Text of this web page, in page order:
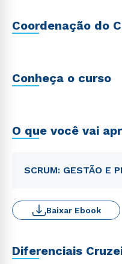
Coordenação do
Conheça o curso
O que você vai
SCRUM: GESTÃO E
Baixar Ebook
Diferenciais